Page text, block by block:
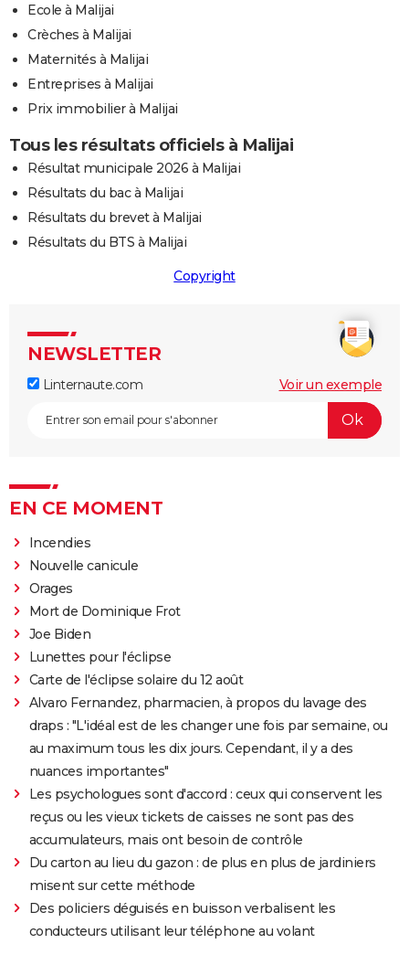
Ecole à Malijai
Crèches à Malijai
Maternités à Malijai
Entreprises à Malijai
Prix immobilier à Malijai
Tous les résultats officiels à Malijai
Résultat municipale 2026 à Malijai
Résultats du bac à Malijai
Résultats du brevet à Malijai
Résultats du BTS à Malijai
Copyright
NEWSLETTER
Linternaute.com Voir un exemple
EN CE MOMENT
Incendies
Nouvelle canicule
Orages
Mort de Dominique Frot
Joe Biden
Lunettes pour l'éclipse
Carte de l'éclipse solaire du 12 août
Alvaro Fernandez, pharmacien, à propos du lavage des
draps : "L'idéal est de les changer une fois par semaine, ou
au maximum tous les dix jours. Cependant, il y a des
nuances importantes"
Les psychologues sont d'accord : ceux qui conservent les
reçus ou les vieux tickets de caisses ne sont pas des
accumulateurs, mais ont besoin de contrôle
Du carton au lieu du gazon : de plus en plus de jardiniers
misent sur cette méthode
Des policiers déguisés en buisson verbalisent les
conducteurs utilisant leur téléphone au volant